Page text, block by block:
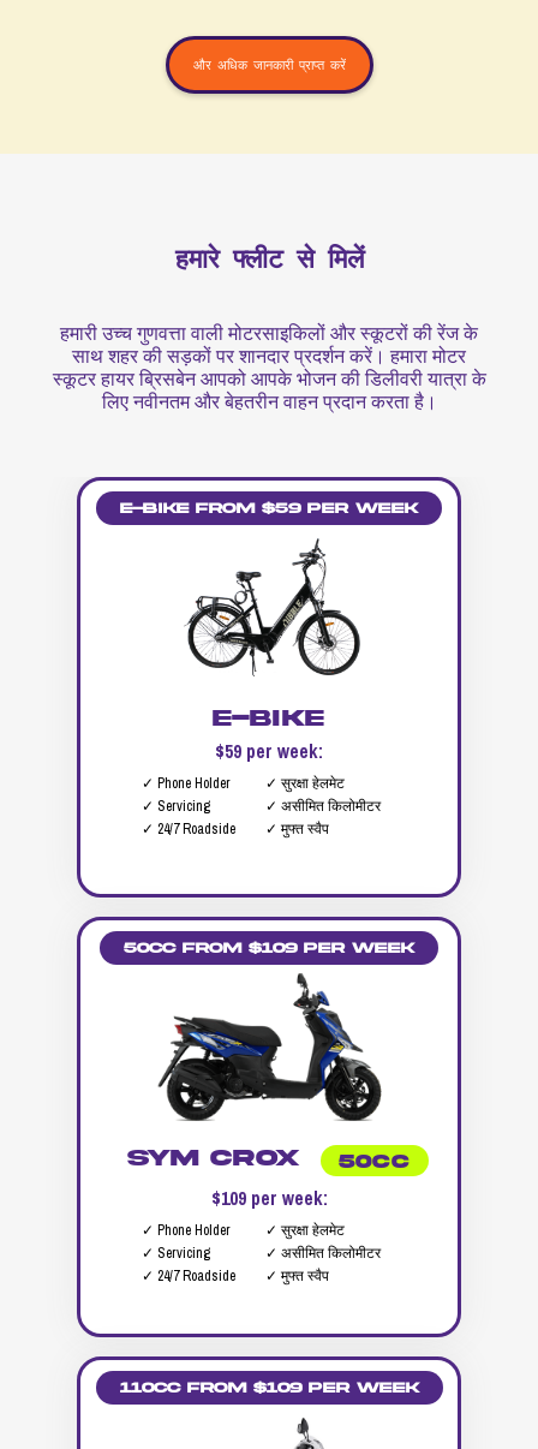
और अधिक जानकारी प्राप्त करें
हमारे फ्लीट से मिलें
हमारी उच्च गुणवत्ता वाली मोटरसाइकिलों और स्कूटरों की रेंज के
साथ शहर की सड़कों पर शानदार प्रदर्शन करें। हमारा मोटर
स्कूटर हायर ब्रिसबेन आपको आपके भोजन की डिलीवरी यात्रा के
लिए नवीनतम और बेहतरीन वाहन प्रदान करता है।
E-Bike from $59 per week
E-Bike
$59 per week:
✓ Phone Holder
✓ Servicing
✓ 24/7 Roadside
✓ सुरक्षा हेलमेट
✓ असीमित किलोमीटर
✓ मुफ्त स्वैप
50cc from $109 per week
SYM Crox 50CC
$109 per week:
✓ Phone Holder
✓ Servicing
✓ 24/7 Roadside
✓ सुरक्षा हेलमेट
✓ असीमित किलोमीटर
✓ मुफ्त स्वैप
110cc from $109 per week